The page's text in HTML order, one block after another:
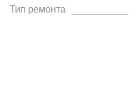
Тип ремонта